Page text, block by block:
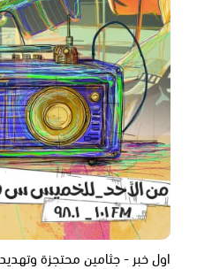
اول خبر - جثامين محتجزة